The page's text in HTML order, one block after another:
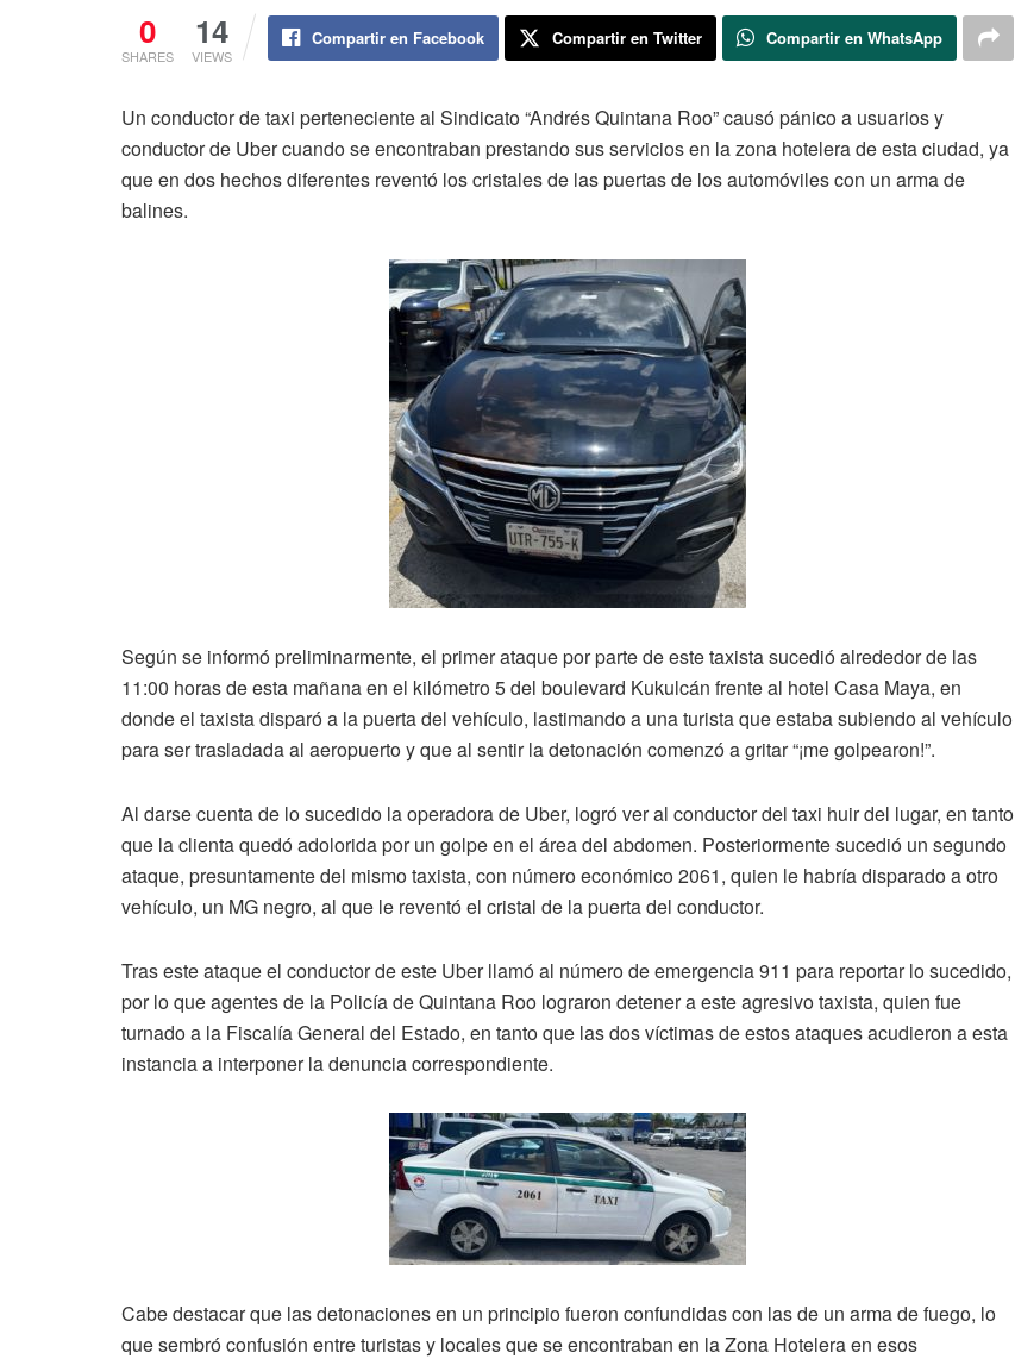
0
SHARES
14
VIEWS
Compartir en Facebook Compartir en Twitter Compartir en WhatsApp
Un conductor de taxi perteneciente al Sindicato “Andrés Quintana Roo” causó pánico a usuarios y
conductor de Uber cuando se encontraban prestando sus servicios en la zona hotelera de esta ciudad, ya
que en dos hechos diferentes reventó los cristales de las puertas de los automóviles con un arma de
balines.
Según se informó preliminarmente, el primer ataque por parte de este taxista sucedió alrededor de las
11:00 horas de esta mañana en el kilómetro 5 del boulevard Kukulcán frente al hotel Casa Maya, en
donde el taxista disparó a la puerta del vehículo, lastimando a una turista que estaba subiendo al vehículo
para ser trasladada al aeropuerto y que al sentir la detonación comenzó a gritar “¡me golpearon!”.
Al darse cuenta de lo sucedido la operadora de Uber, logró ver al conductor del taxi huir del lugar, en tanto
que la clienta quedó adolorida por un golpe en el área del abdomen. Posteriormente sucedió un segundo
ataque, presuntamente del mismo taxista, con número económico 2061, quien le habría disparado a otro
vehículo, un MG negro, al que le reventó el cristal de la puerta del conductor.
Tras este ataque el conductor de este Uber llamó al número de emergencia 911 para reportar lo sucedido,
por lo que agentes de la Policía de Quintana Roo lograron detener a este agresivo taxista, quien fue
turnado a la Fiscalía General del Estado, en tanto que las dos víctimas de estos ataques acudieron a esta
instancia a interponer la denuncia correspondiente.
Cabe destacar que las detonaciones en un principio fueron confundidas con las de un arma de fuego, lo
que sembró confusión entre turistas y locales que se encontraban en la Zona Hotelera en esos